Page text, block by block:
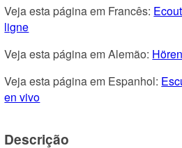
Veja esta página em Francês:
ligne
Veja esta página em Alemão:
Veja esta página em Espanhol:
en vivo
Descrição